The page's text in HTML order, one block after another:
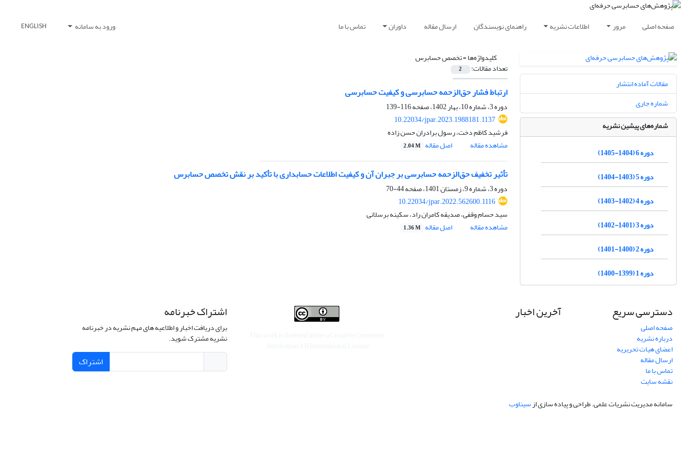
صفحه اصلی مرور اطلاعات نشریه راهنمای نویسندگان ارسال مقاله داوران تماس با ما ورود به سامانه ENGLISH
کلیدواژه‌ها =تخصص حسابرس
تعداد مقالات: 2
ارتباط فشار حق‌الزحمه حسابرسی و کیفیت حسابرسی
دوره 3، شماره 10، بهار 1402، صفحه
116-139
10.22034/jpar.2023.1988181.1137
فرشید کاظم دخت، رسول برادران حسن زاده
مشاهده مقاله
اصل مقاله 2.04 M
تأثیر تخفیف حق‌الزحمه حسابرسی بر جبران آن و کیفیت اطلاعات حسابداری با تأکید بر نقش تخصص حسابرس
دوره 3، شماره 9، زمستان 1401، صفحه
44-70
10.22034/jpar.2022.562600.1116
سید حسام وقفی، صدیقه کامران راد، سکینه برسلانی
مشاهده مقاله
اصل مقاله 1.36 M
مقالات آماده انتشار
شماره جاری
شماره‌های پیشین نشریه
دوره 6 (1404-1405)
دوره 5 (1403-1404)
دوره 4 (1402-1403)
دوره 3 (1401-1402)
دوره 2 (1400-1401)
دوره 1 (1399-1400)
دسترسی سریع
صفحه اصلی
درباره نشریه
اعضای هیات تحریریه
ارسال مقاله
تماس با ما
نقشه سایت
آخرین اخبار اشتراک خبرنامه
برای دریافت اخبار و اطلاعیه های مهم نشریه در خبرنامه
نشریه مشترک شوید.
اشتراک
سامانه مدیریت نشریات علمی.طراحی و پیاده سازی ازسیناوب